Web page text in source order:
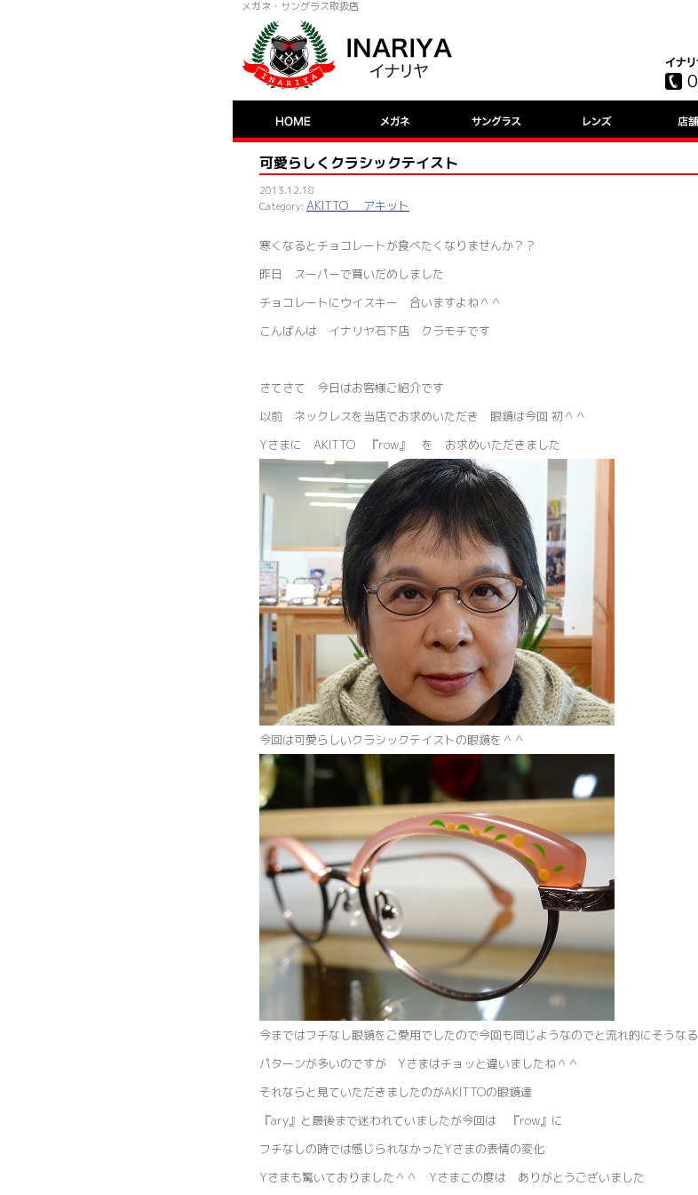
メガネ・サングラス取扱店
可愛らしくクラシックテイスト
2013.12.18
AKITTO アキット
寒くなるとチョコレートが食べたくなりませんか？？
昨日 スーパーで買いだめしました
チョコレートにウイスキー 合いますよね＾＾
こんばんは イナリヤ石下店 クラモチです
さてさて 今日はお客様ご紹介です
以前 ネックレスを当店でお求めいただき 眼鏡は今回 初＾＾
Yさまに AKITTO 『row』 を お求めいただきました
今回は可愛らしいクラシックテイストの眼鏡を＾＾
今まではフチなし眼鏡をご愛用でしたので今回も同じようなのでと流れ的にそうなる
パターンが多いのですが Yさまはチョッと違いましたね＾＾
それならと見ていただきましたのがAKITTOの眼鏡達
『ary』と最後まで迷われていましたが今回は 『row』に
フチなしの時では感じられなかったYさまの表情の変化
Yさまも驚いておりました＾＾ Yさまこの度は ありがとうございました